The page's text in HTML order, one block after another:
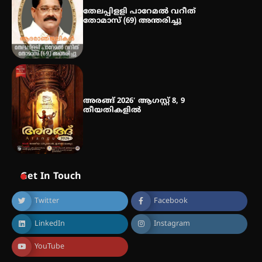
തേലപ്പിളളി പാറേമൽ വറീത്
തോമാസ് (69) അന്തരിച്ചു
അരങ്ങ് 2026′ ആഗസ്റ്റ് 8, 9
തീയതികളിൽ
Get In Touch
Twitter Facebook
LinkedIn Instagram
YouTube